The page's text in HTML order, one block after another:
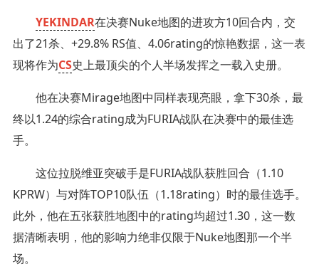
YEKINDAR⁠在决赛Nuke地图的进攻方10回合内，交
出了21杀、+29.8% RS值、4.06rating的惊艳数据，这一表
现将作为CS史上最顶尖的个人半场发挥之一载入史册。
他在决赛Mirage地图中同样表现亮眼，拿下30杀，最
终以1.24的综合rating成为FURIA战队在决赛中的最佳选
手。
这位拉脱维亚突破手是FURIA战队获胜回合（1.10
KPRW）与对阵TOP10队伍（1.18rating）时的最佳选手。
此外，他在五张获胜地图中的rating均超过1.30，这一数
据清晰表明，他的影响力绝非仅限于Nuke地图那一个半
场。